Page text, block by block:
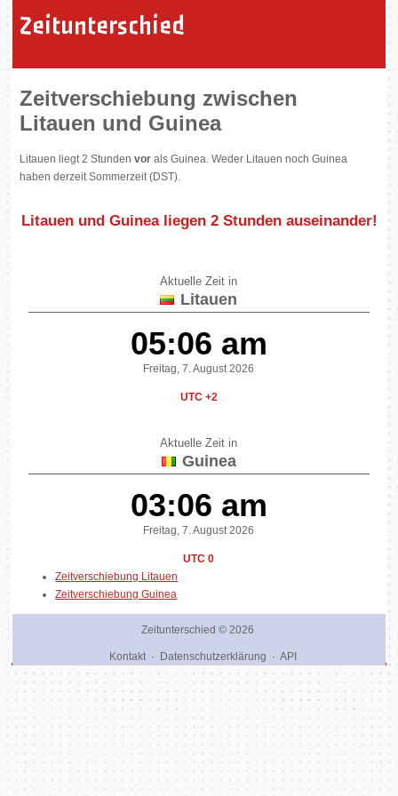
Zeitunterschied
Zeitverschiebung zwischen
Litauen und Guinea
Litauen liegt 2 Stundenvor als Guinea. Weder Litauen noch Guinea
haben derzeit Sommerzeit (DST).
Litauen und Guinea liegen 2 Stunden auseinander!
Aktuelle Zeit in
Litauen
05:06 am
Freitag, 7. August 2026
UTC +2
Aktuelle Zeit in
Guinea
03:06 am
Freitag, 7. August 2026
UTC 0
Zeitverschiebung Litauen
Zeitverschiebung Guinea
Zeitunterschied © 2026
Kontakt· Datenschutzerklärung · API